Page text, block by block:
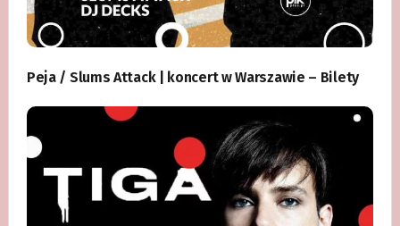
Peja / Slums Attack | koncert w Warszawie – Bilety